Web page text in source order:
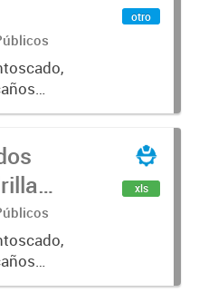
tapa
otro
xls